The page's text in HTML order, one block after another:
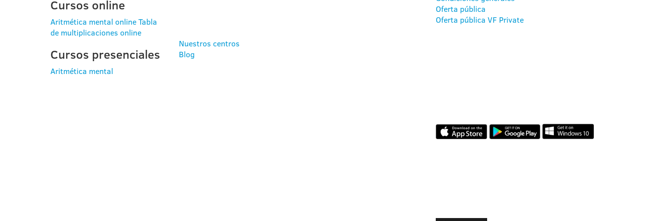
Cursos online
Aritmética mental onlineTabla
de multiplicaciones online
Cursos presenciales
Aritmética mental
Nuestros centros
Blog
Oferta pública
Oferta pública VF Private